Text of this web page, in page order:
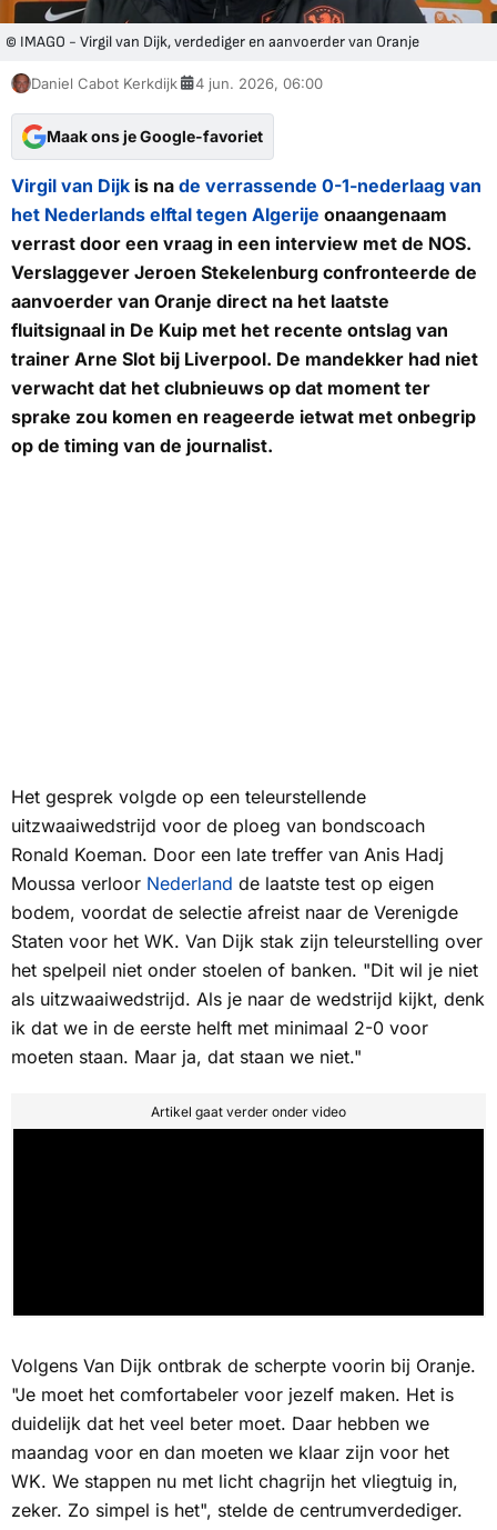
© IMAGO - Virgil van Dijk, verdediger en aanvoerder van Oranje
Daniel Cabot Kerkdijk 4 jun. 2026, 06:00
Maak ons je Google-favoriet
Virgil van Dijk is na de verrassende 0-1-nederlaag van
het Nederlands elftal tegen Algerije onaangenaam
verrast door een vraag in een interview met de NOS.
Verslaggever Jeroen Stekelenburg confronteerde de
aanvoerder van Oranje direct na het laatste
fluitsignaal in De Kuip met het recente ontslag van
trainer Arne Slot bij Liverpool. De mandekker had niet
verwacht dat het clubnieuws op dat moment ter
sprake zou komen en reageerde ietwat met onbegrip
op de timing van de journalist.
Het gesprek volgde op een teleurstellende
uitzwaaiwedstrijd voor de ploeg van bondscoach
Ronald Koeman. Door een late treffer van Anis Hadj
Moussa verloor Nederland de laatste test op eigen
bodem, voordat de selectie afreist naar de Verenigde
Staten voor het WK. Van Dijk stak zijn teleurstelling over
het spelpeil niet onder stoelen of banken. "Dit wil je niet
als uitzwaaiwedstrijd. Als je naar de wedstrijd kijkt, denk
ik dat we in de eerste helft met minimaal 2-0 voor
moeten staan. Maar ja, dat staan we niet."
Artikel gaat verder onder video
Volgens Van Dijk ontbrak de scherpte voorin bij Oranje.
"Je moet het comfortabeler voor jezelf maken. Het is
duidelijk dat het veel beter moet. Daar hebben we
maandag voor en dan moeten we klaar zijn voor het
WK. We stappen nu met licht chagrijn het vliegtuig in,
zeker. Zo simpel is het", stelde de centrumverdediger.